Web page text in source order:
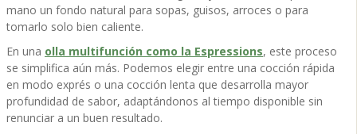
mano un fondo natural para sopas, guisos, arroces o para
tomarlo solo bien caliente.
En una olla multifunción como la Espressions, este proceso
se simplifica aún más. Podemos elegir entre una cocción rápida
en modo exprés o una cocción lenta que desarrolla mayor
profundidad de sabor, adaptándonos al tiempo disponible sin
renunciar a un buen resultado.